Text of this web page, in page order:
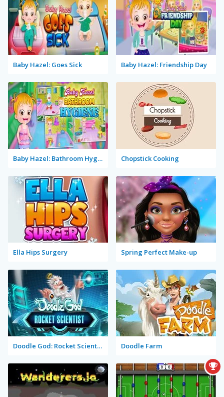
Baby Hazel: Goes Sick Baby Hazel: Friendship Day
Baby Hazel: Bathroom Hygiene Chopstick Cooking
Ella Hips Surgery Spring Perfect Make-up
Doodle God: Rocket Scientist Doodle Farm